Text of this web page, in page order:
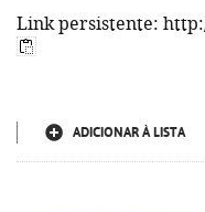
Link persistente:
ADICIONAR À LISTA